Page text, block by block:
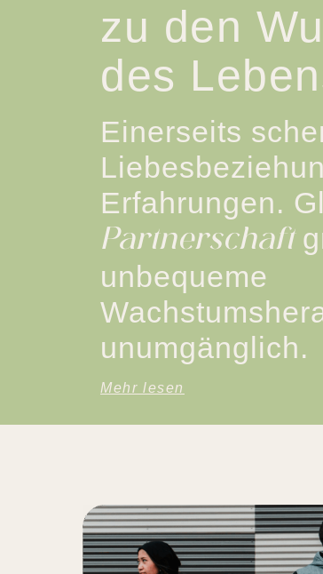
zu den
des
Einerseits
Erfahrungen.
Partnerschaft
unbequeme
unumgänglich.
Mehr lesen
für Schritt zu
Gerade im Paar